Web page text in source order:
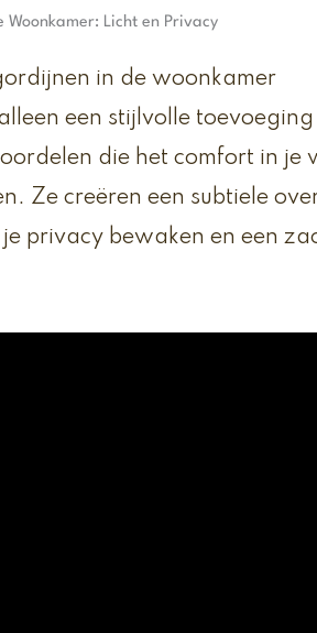
Woonkamer: Licht en Privacy
in de woonkamer
een stijlvolle
die het comfort in je
Ze creëren een subtiele
privacy bewaken en een